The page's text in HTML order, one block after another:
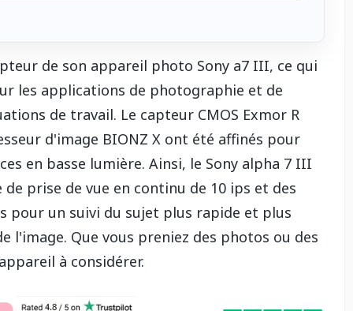
de son appareil photo Sony a7 III, ce qui
les applications de photographie et de
de travail. Le capteur CMOS Exmor R
d'image BIONZ X ont été affinés pour
en basse lumière. Ainsi, le Sony alpha 7 III
prise de vue en continu de 10 ips et des
pour un suivi du sujet plus rapide et plus
l'image. Que vous preniez des photos ou des
à considérer.